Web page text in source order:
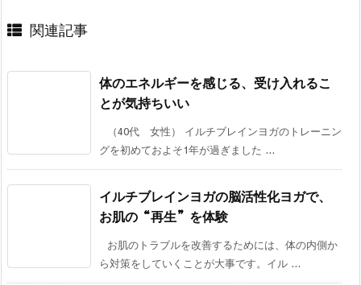
関連記事
体のエネルギーを感じる、受け入れるこ
とが気持ちいい
（40代 女性） イルチブレインヨガのトレーニン
グを初めておよそ1年が過ぎました ...
イルチブレインヨガの脳活性化ヨガで、
お肌の“再生”を体験
お肌のトラブルを改善するためには、体の内側か
ら対策をしていくことが大事です。イル ...